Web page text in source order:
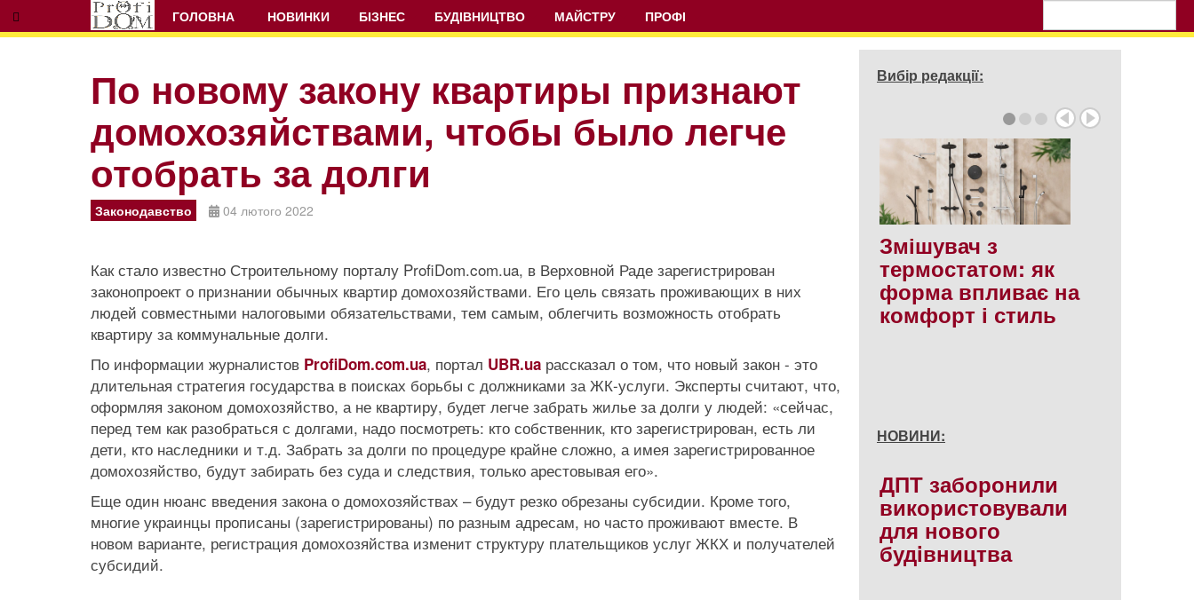
ГОЛОВНА НОВИНКИ БІЗНЕС БУДІВНИЦТВО МАЙСТРУ ПРОФІ
По новому закону квартиры признают
домохозяйствами, чтобы было легче
отобрать за долги
Законодавство 04 лютого 2022
Как стало известно Строительному порталу ProfiDom.com.ua, в Верховной Раде зарегистрирован
законопроект о признании обычных квартир домохозяйствами. Его цель связать проживающих в них
людей совместными налоговыми обязательствами, тем самым, облегчить возможность отобрать
квартиру за коммунальные долги.
По информации журналистов ProfiDom.com.ua, портал UBR.ua рассказал о том, что новый закон - это
длительная стратегия государства в поисках борьбы с должниками за ЖК-услуги. Эксперты считают, что,
оформляя законом домохозяйство, а не квартиру, будет легче забрать жилье за долги у людей: «сейчас,
перед тем как разобраться с долгами, надо посмотреть: кто собственник, кто зарегистрирован, есть ли
дети, кто наследники и т.д. Забрать за долги по процедуре крайне сложно, а имея зарегистрированное
домохозяйство, будут забирать без суда и следствия, только арестовывая его».
Еще один нюанс введения закона о домохозяйствах – будут резко обрезаны субсидии. Кроме того,
многие украинцы прописаны (зарегистрированы) по разным адресам, но часто проживают вместе. В
новом варианте, регистрация домохозяйства изменит структуру плательщиков услуг ЖКХ и получателей
субсидий.
Вибір редакції:
Змішувач з
термостатом: як
форма впливає на
комфорт і стиль
НОВИНИ:
ДПТ заборонили
використовували
для нового
будiвництва